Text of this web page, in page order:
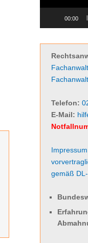
00:00
Telefon:
E-Mail:
Impressum
gemäß